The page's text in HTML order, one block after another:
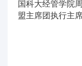
国科大经管学院
盟主席团执行主